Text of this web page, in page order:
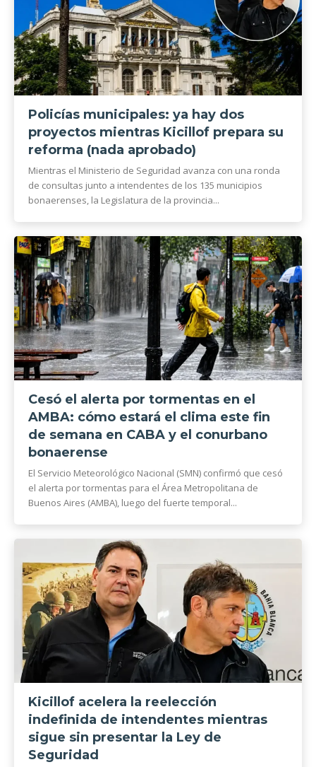
Policías municipales: ya hay dos
proyectos mientras Kicillof prepara su
reforma (nada aprobado)
Mientras el Ministerio de Seguridad avanza con una ronda
de consultas junto a intendentes de los 135 municipios
bonaerenses, la Legislatura de la provincia...
Cesó el alerta por tormentas en el
AMBA: cómo estará el clima este fin
de semana en CABA y el conurbano
bonaerense
El Servicio Meteorológico Nacional (SMN) confirmó que cesó
el alerta por tormentas para el Área Metropolitana de
Buenos Aires (AMBA), luego del fuerte temporal...
Kicillof acelera la reelección
indefinida de intendentes mientras
sigue sin presentar la Ley de
Seguridad